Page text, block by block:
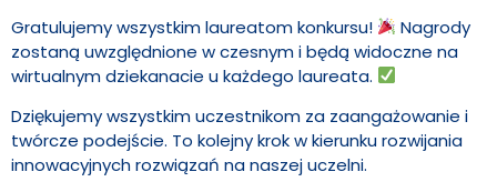
Gratulujemy wszystkim laureatom konkursu!
Nagrody
zostaną uwzględnione w czesnym i będą widoczne na
wirtualnym dziekanacie u każdego laureata.
Dziękujemy wszystkim uczestnikom za zaangażowanie i
twórcze podejście. To kolejny krok w kierunku rozwijania
innowacyjnych rozwiązań na naszej uczelni.